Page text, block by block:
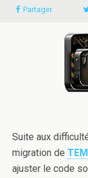
Partager
Suite aux
migration de
ajuster le code